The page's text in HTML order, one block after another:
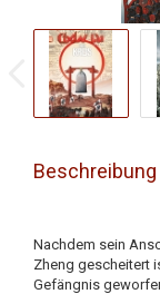
Beschreibung
Nachdem sein
Zheng gescheitert
Gefängnis